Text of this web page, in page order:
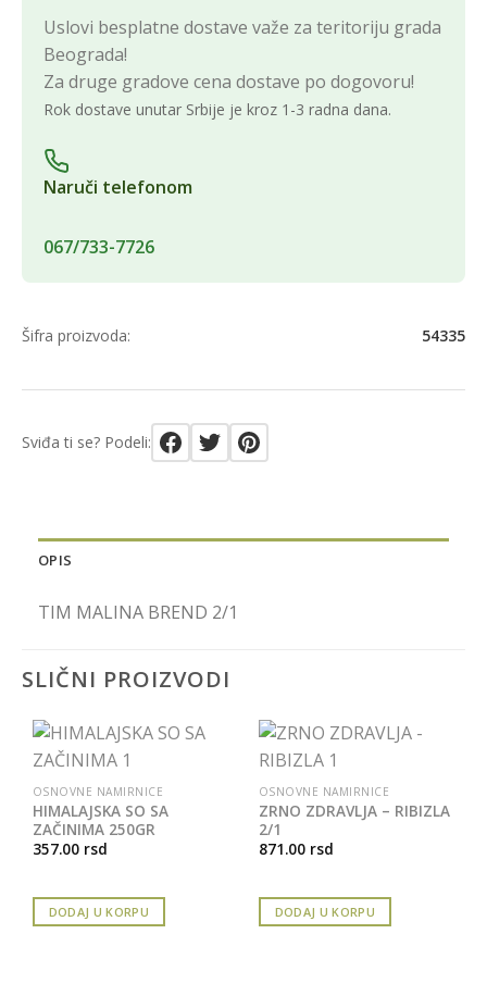
Uslovi besplatne dostave važe za teritoriju grada
Beograda!
Za druge gradove cena dostave po dogovoru!
Rok dostave unutar Srbije je kroz 1-3 radna dana.
Naruči telefonom
067/733-7726
Šifra proizvoda: 54335
Sviđa ti se? Podeli:
OPIS
TIM MALINA BREND 2/1
SLIČNI PROIZVODI
OSNOVNE NAMIRNICE
HIMALAJSKA SO SA
ZAČINIMA 250GR
357.00 rsd
DODAJ U KORPU
OSNOVNE NAMIRNICE
ZRNO ZDRAVLJA – RIBIZLA
2/1
871.00 rsd
DODAJ U KORPU